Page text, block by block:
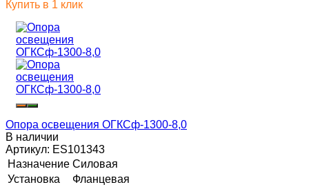
Купить в 1 клик
Опора освещения ОГКСф-1300-8,0
В наличии
Артикул: ES101343
Назначение Силовая
Установка
Фланцевая